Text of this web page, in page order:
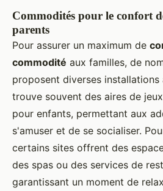
Commodités pour le confort
parents
Pour assurer un maximum de
commodité aux familles, de
proposent diverses installations
trouve souvent des aires de
pour enfants, permettant aux
s'amuser et de se socialiser.
certains sites offrent des
des spas ou des services de
garantissant un moment de